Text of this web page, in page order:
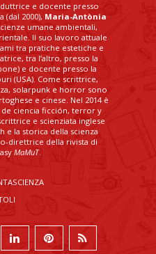
e docente presso
(dal 2000), Maria-Antònia
umane ambientali,
Il suo lavoro attuale
tra pratiche estetiche e
tra l’altro, presso la
e docente presso la
(USA). Come scrittrice,
solarpunk e horror sono
e cinese. Nel 2014 è
ciencia ficción, terror y
e scienziata inglese
e la storica della scienza
direttrice della rivista di
MaMuT.